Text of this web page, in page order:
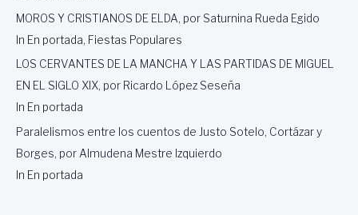
MOROS Y CRISTIANOS DE ELDA, por Saturnina Rueda Egido
In En portada, Fiestas Populares
LOS CERVANTES DE LA MANCHA Y LAS PARTIDAS DE MIGUEL
EN EL SIGLO XIX, por Ricardo López Seseña
In En portada
Paralelismos entre los cuentos de Justo Sotelo, Cortázar y
Borges, por Almudena Mestre Izquierdo
In En portada